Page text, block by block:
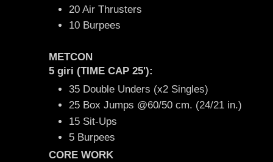
20 Air Thrusters
10 Burpees
METCON
5 giri (TIME CAP 25'):
35 Double Unders (x2 Singles)
25 Box Jumps @60/50 cm. (24/21 in.)
15 Sit-Ups
5 Burpees
CORE WORK